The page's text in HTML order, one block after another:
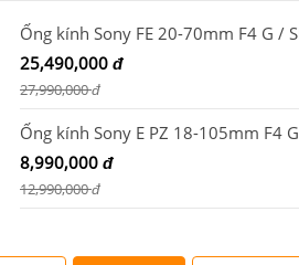
Ống kính Sony FE 20-70mm F4 G /
25,490,000 đ
27,990,000đ
8,990,000 đ
12,990,000đ